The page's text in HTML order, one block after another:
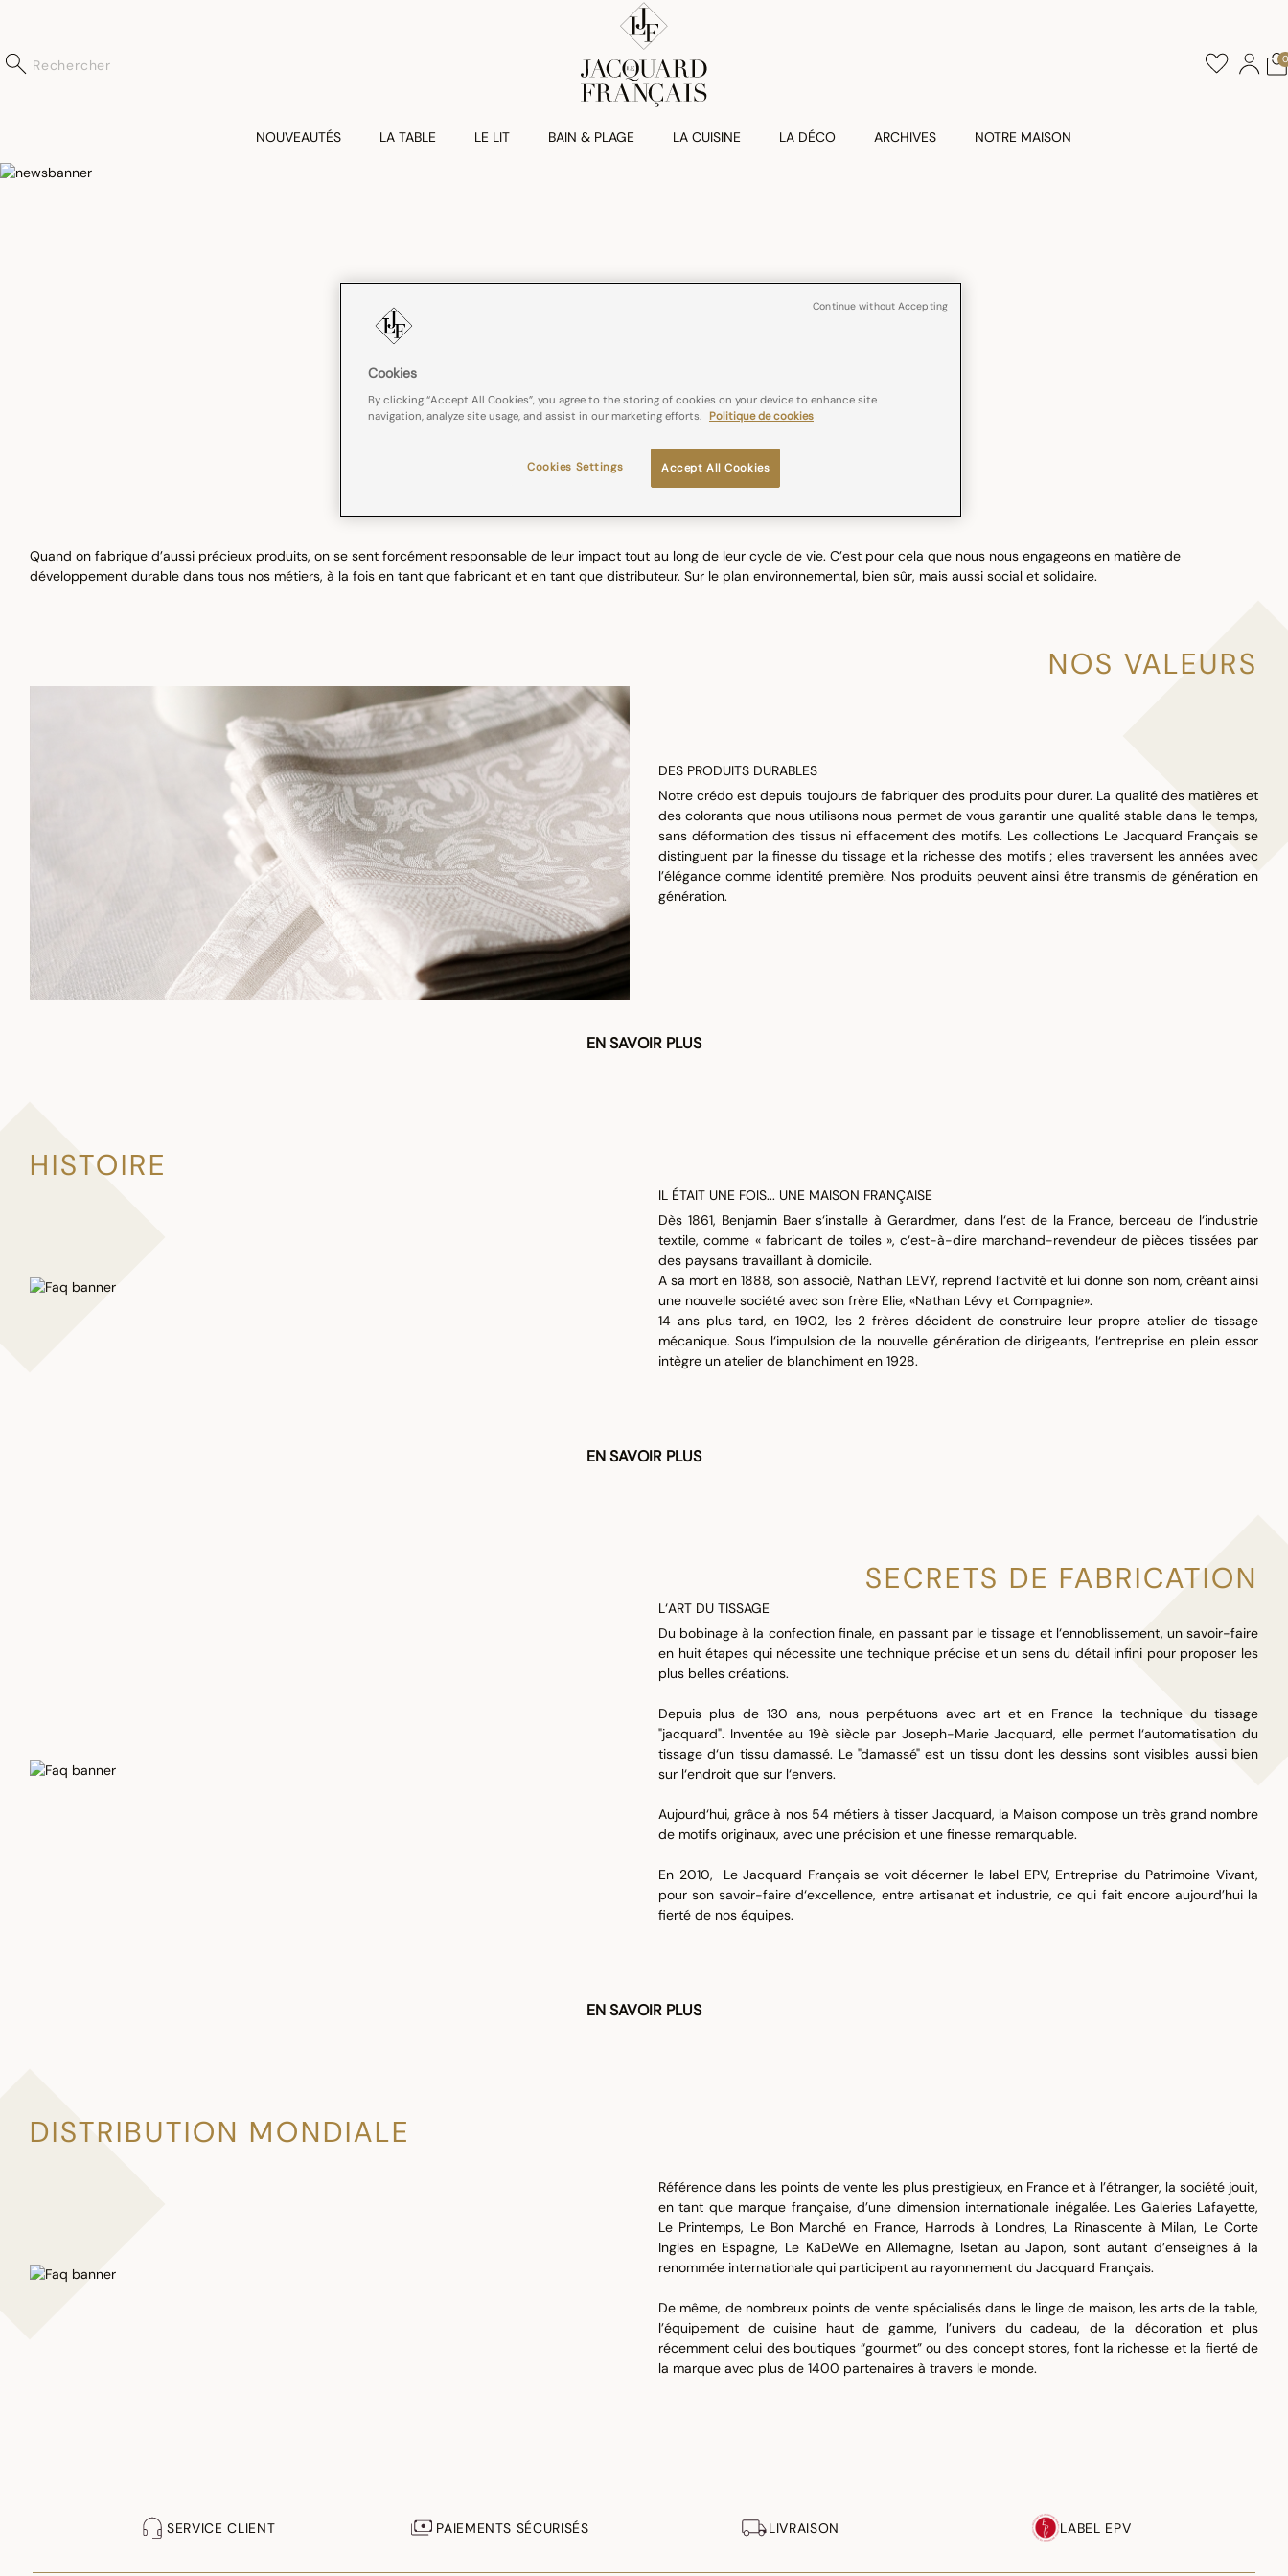
0
NOUVEAUTÉS LA TABLE LE LIT BAIN & PLAGE LA CUISINE LA DÉCO ARCHIVES NOTRE MAISON
Quand on fabrique d’aussi précieux produits, on se sent forcément responsable de leur impact tout au long de leur cycle de vie. C’est pour cela que nous nous engageons en matière de
développement durable dans tous nos métiers, à la fois en tant que fabricant et en tant que distributeur. Sur le plan environnemental, bien sûr, mais aussi social et solidaire.
NOS VALEURS
DES PRODUITS DURABLES
Notre crédo est depuis toujours de fabriquer des produits pour durer. La qualité des matières et
des colorants que nous utilisons nous permet de vous garantir une qualité stable dans le temps,
sans déformation des tissus ni effacement des motifs. Les collections Le Jacquard Français se
distinguent par la finesse du tissage et la richesse des motifs ; elles traversent les années avec
l’élégance comme identité première. Nos produits peuvent ainsi être transmis de génération en
génération.
EN SAVOIR PLUS
HISTOIRE
IL ÉTAIT UNE FOIS... UNE MAISON FRANÇAISE
Dès 1861, Benjamin Baer s‘installe à Gerardmer, dans l‘est de la France, berceau de l‘industrie
textile, comme « fabricant de toiles », c‘est-à-dire marchand-revendeur de pièces tissées par
des paysans travaillant à domicile.
A sa mort en 1888, son associé, Nathan LEVY, reprend l‘activité et lui donne son nom, créant ainsi
une nouvelle société avec son frère Elie, «Nathan Lévy et Compagnie».
14 ans plus tard, en 1902, les 2 frères décident de construire leur propre atelier de tissage
mécanique. Sous l‘impulsion de la nouvelle génération de dirigeants, l‘entreprise en plein essor
intègre un atelier de blanchiment en 1928.
EN SAVOIR PLUS
SECRETS DE FABRICATION
L‘ART DU TISSAGE
Du bobinage à la confection finale, en passant par le tissage et l‘ennoblissement, un savoir-faire
en huit étapes qui nécessite une technique précise et un sens du détail infini pour proposer les
plus belles créations.
Depuis plus de 130 ans, nous perpétuons avec art et en France la technique du tissage
"jacquard". Inventée au 19è siècle par Joseph-Marie Jacquard, elle permet l‘automatisation du
tissage d‘un tissu damassé. Le "damassé" est un tissu dont les dessins sont visibles aussi bien
sur l‘endroit que sur l‘envers.
Aujourd‘hui, grâce à nos 54 métiers à tisser Jacquard, la Maison compose un très grand nombre
de motifs originaux, avec une précision et une finesse remarquable.
En 2010, Le Jacquard Français se voit décerner le label EPV, Entreprise du Patrimoine Vivant,
pour son savoir-faire d‘excellence, entre artisanat et industrie, ce qui fait encore aujourd’hui la
fierté de nos équipes.
EN SAVOIR PLUS
DISTRIBUTION MONDIALE
Référence dans les points de vente les plus prestigieux, en France et à l’étranger, la société jouit,
en tant que marque française, d’une dimension internationale inégalée. Les Galeries Lafayette,
Le Printemps, Le Bon Marché en France, Harrods à Londres, La Rinascente à Milan, Le Corte
Ingles en Espagne, Le KaDeWe en Allemagne, Isetan au Japon, sont autant d’enseignes à la
renommée internationale qui participent au rayonnement du Jacquard Français.
De même, de nombreux points de vente spécialisés dans le linge de maison, les arts de la table,
l’équipement de cuisine haut de gamme, l’univers du cadeau, de la décoration et plus
récemment celui des boutiques “gourmet” ou des concept stores, font la richesse et la fierté de
la marque avec plus de 1400 partenaires à travers le monde.
SERVICE CLIENT PAIEMENTS SÉCURISÉS LIVRAISON LABEL EPV
Cookies
By clicking “Accept All Cookies”, you agree to the storing of cookies on your device to enhance site
navigation, analyze site usage, and assist in our marketing efforts. Politique de cookies
Accept All Cookies
Cookies Settings
Continue without Accepting